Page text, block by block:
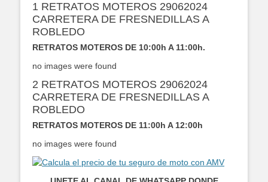
1 RETRATOS MOTEROS 29062024
CARRETERA DE FRESNEDILLAS A
ROBLEDO
RETRATOS MOTEROS DE 10:00h A 11:00h.
no images were found
2 RETRATOS MOTEROS 29062024
CARRETERA DE FRESNEDILLAS A
ROBLEDO
RETRATOS MOTEROS DE 11:00h A 12:00h
no images were found